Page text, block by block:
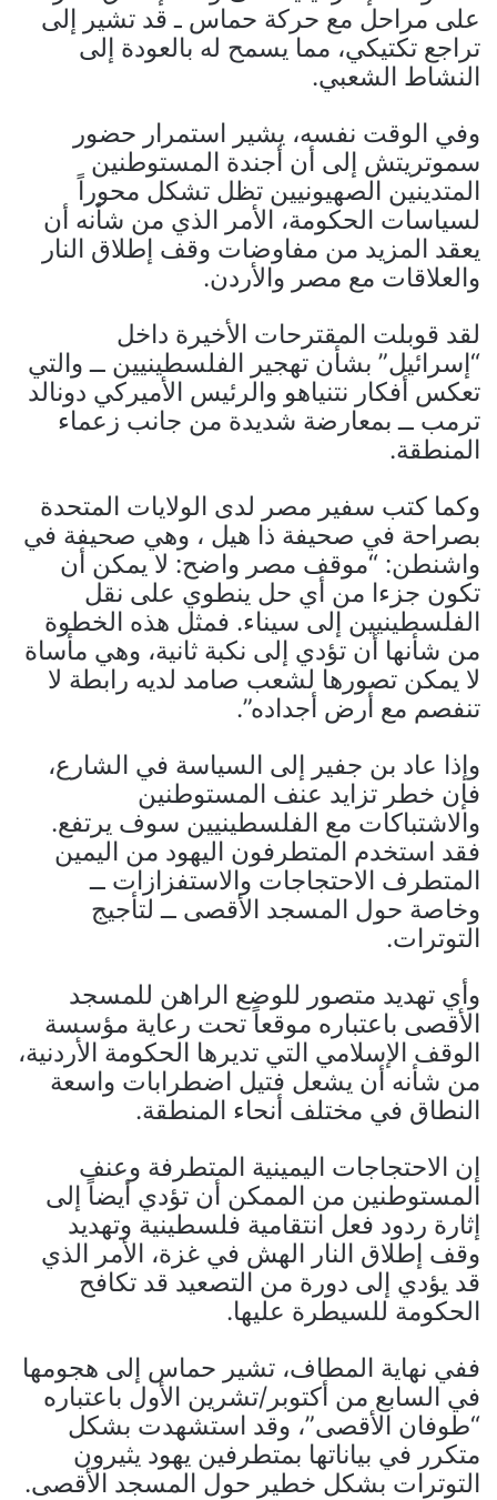
على مراحل مع حركة حماس ـ قد تشير إلى
تراجع تكتيكي، مما يسمح له بالعودة إلى
النشاط الشعبي.
وفي الوقت نفسه، يشير استمرار حضور
سموتريتش إلى أن أجندة المستوطنين
المتدينين الصهيونيين تظل تشكل محوراً
لسياسات الحكومة، الأمر الذي من شأنه أن
يعقد المزيد من مفاوضات وقف إطلاق النار
والعلاقات مع مصر والأردن.
لقد قوبلت المقترحات الأخيرة داخل
“إسرائيل” بشأن تهجير الفلسطينيين ــ والتي
تعكس أفكار نتنياهو والرئيس الأميركي دونالد
ترمب ــ بمعارضة شديدة من جانب زعماء
المنطقة.
وكما كتب سفير مصر لدى الولايات المتحدة
بصراحة في صحيفة ذا هيل ، وهي صحيفة في
واشنطن: “موقف مصر واضح: لا يمكن أن
تكون جزءا من أي حل ينطوي على نقل
الفلسطينيين إلى سيناء. فمثل هذه الخطوة
من شأنها أن تؤدي إلى نكبة ثانية، وهي مأساة
لا يمكن تصورها لشعب صامد لديه رابطة لا
تنفصم مع أرض أجداده”.
وإذا عاد بن جفير إلى السياسة في الشارع،
فإن خطر تزايد عنف المستوطنين
والاشتباكات مع الفلسطينيين سوف يرتفع.
فقد استخدم المتطرفون اليهود من اليمين
المتطرف الاحتجاجات والاستفزازات ــ
وخاصة حول المسجد الأقصى ــ لتأجيج
التوترات.
وأي تهديد متصور للوضع الراهن للمسجد
الأقصى باعتباره موقعاً تحت رعاية مؤسسة
الوقف الإسلامي التي تديرها الحكومة الأردنية،
من شأنه أن يشعل فتيل اضطرابات واسعة
النطاق في مختلف أنحاء المنطقة.
إن الاحتجاجات اليمينية المتطرفة وعنف
المستوطنين من الممكن أن تؤدي أيضاً إلى
إثارة ردود فعل انتقامية فلسطينية وتهديد
وقف إطلاق النار الهش في غزة، الأمر الذي
قد يؤدي إلى دورة من التصعيد قد تكافح
الحكومة للسيطرة عليها.
ففي نهاية المطاف، تشير حماس إلى هجومها
في السابع من أكتوبر/تشرين الأول باعتباره
“طوفان الأقصى”، وقد استشهدت بشكل
متكرر في بياناتها بمتطرفين يهود يثيرون
التوترات بشكل خطير حول المسجد الأقصى.